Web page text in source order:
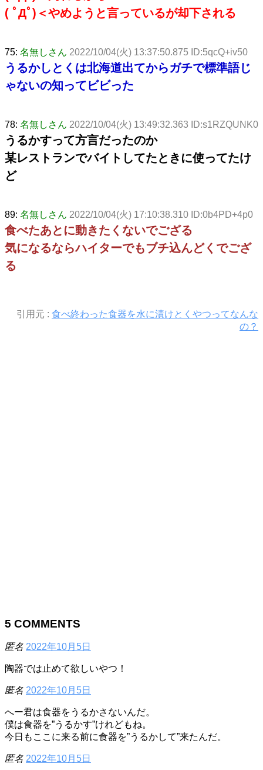
( ﾟДﾟ)＜やめようと言っているが却下される
75: 名無しさん 2022/10/04(火) 13:37:50.875 ID:5qcQ+iv50
うるかしとくは北海道出てからガチで標準語じ
ゃないの知ってビビった
78: 名無しさん 2022/10/04(火) 13:49:32.363 ID:s1RZQUNK0
うるかすって方言だったのか
某レストランでバイトしてたときに使ってたけ
ど
89: 名無しさん 2022/10/04(火) 17:10:38.310 ID:0b4PD+4p0
食べたあとに動きたくないでござる
気になるならハイターでもブチ込んどくでござ
る
引用元 : 食べ終わった食器を水に漬けとくやつってなんな
の？
5 COMMENTS
匿名 2022年10月5日
陶器では止めて欲しいやつ！
匿名 2022年10月5日
へー君は食器をうるかさないんだ。
僕は食器を”うるかす”けれどもね。
今日もここに来る前に食器を”うるかして”来たんだ。
匿名 2022年10月5日